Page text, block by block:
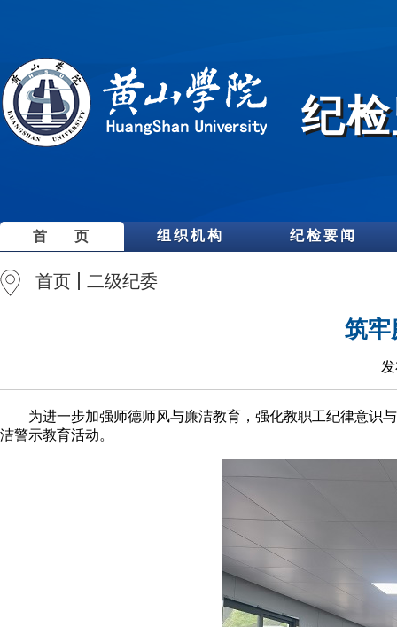
纪
首 页 组织机构 纪检要闻
首页 二级纪委
筑牢
为进一步加强师德师风与廉洁教育，强化教职工纪律意识
洁警示教育活动。